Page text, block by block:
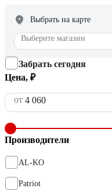
Выбрать на карте
Выберите магазин
Забрать сегодня
Цена, ₽
от
Производители
AL-KO
Patriot